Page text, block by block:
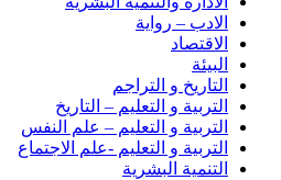
الادب – رواية
الاقتصاد
البيئة
التاريخ و التراجم
التربية و التعليم – التاريخ
التربية و التعليم – علم النفس
التربية و التعليم -علم الاجتماع
التنمية البشرية